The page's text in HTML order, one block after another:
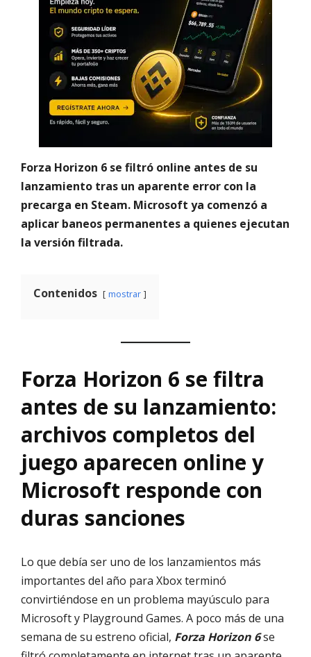
Forza Horizon 6 se filtró online antes de su
lanzamiento tras un aparente error con la
precarga en Steam. Microsoft ya comenzó a
aplicar baneos permanentes a quienes ejecutan
la versión filtrada.
Contenidos mostrar
Forza Horizon 6 se filtra
antes de su lanzamiento:
archivos completos del
juego aparecen online y
Microsoft responde con
duras sanciones
Lo que debía ser uno de los lanzamientos más
importantes del año para Xbox terminó
convirtiéndose en un problema mayúsculo para
Microsoft y Playground Games. A poco más de una
semana de su estreno oficial, Forza Horizon 6se